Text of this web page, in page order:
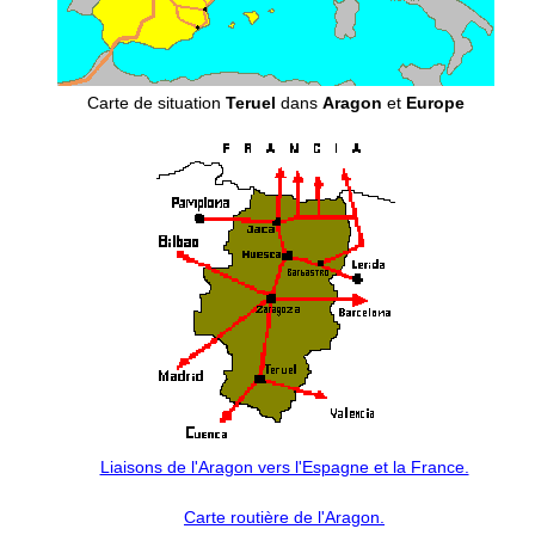
Carte de situation Teruel dans Aragon et Europe
Liaisons de l'Aragon vers l'Espagne et la France.
Carte routière de l'Aragon.